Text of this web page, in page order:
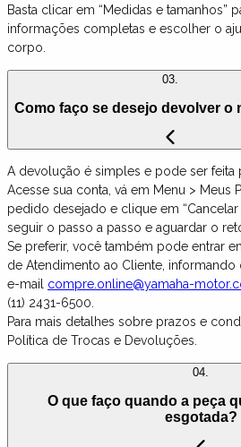
Basta clicar em “Medidas e tamanhos”
informações completas e escolher o
corpo.
03.
Como faço se desejo devolver o
A devolução é simples e pode ser feita
Acesse sua conta, vá em Menu > Meus
pedido desejado e clique em
seguir o passo a passo e aguardar o
Se preferir, você também pode entrar
de Atendimento ao Cliente,
e-mail compre.online@yamaha-
(11) 2431-6500.
Para mais detalhes sobre prazos e
Política de Trocas e Devoluções.
04.
O que faço quando a peça
esgotada?